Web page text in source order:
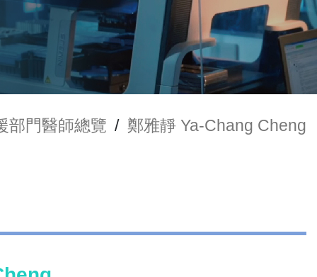
部門醫師總覽 / 鄭雅靜 Ya-Chang Cheng